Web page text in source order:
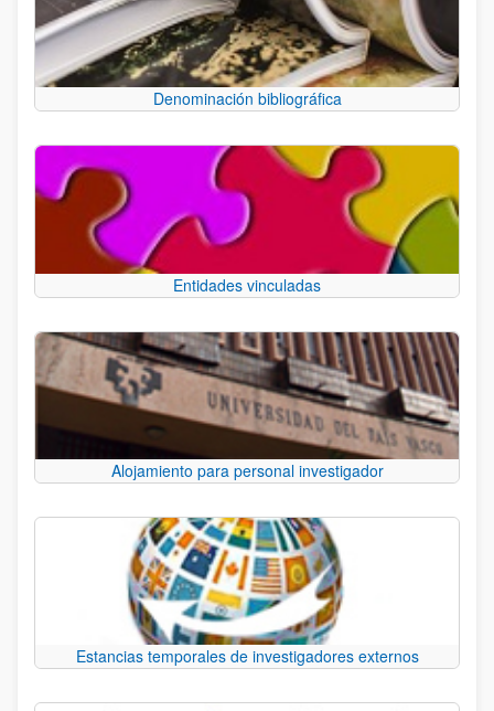
Denominación bibliográfica
Entidades vinculadas
Alojamiento para personal investigador
Estancias temporales de investigadores externos